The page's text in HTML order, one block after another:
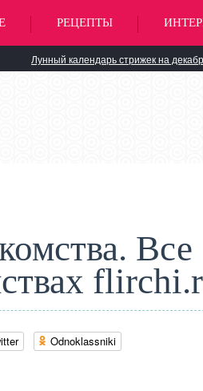
РЕЦЕПТЫ
Лунный календарь стрижек на
Все
Odnoklassniki